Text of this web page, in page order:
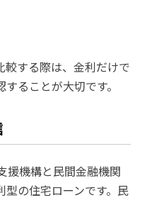
較する際は、金利だけで
ることが大切です。
援機構と民間金融機関
の住宅ローンです。民